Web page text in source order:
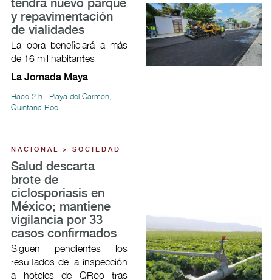
tendrá nuevo parque
y repavimentación
de vialidades
La obra beneficiará a más
de 16 mil habitantes
La Jornada Maya
Hace 2 h | Playa del Carmen,
Quintana Roo
NACIONAL > SOCIEDAD
Salud descarta
brote de
ciclosporiasis en
México; mantiene
vigilancia por 33
casos confirmados
Siguen pendientes los
resultados de la inspección
a hoteles de QRoo tras